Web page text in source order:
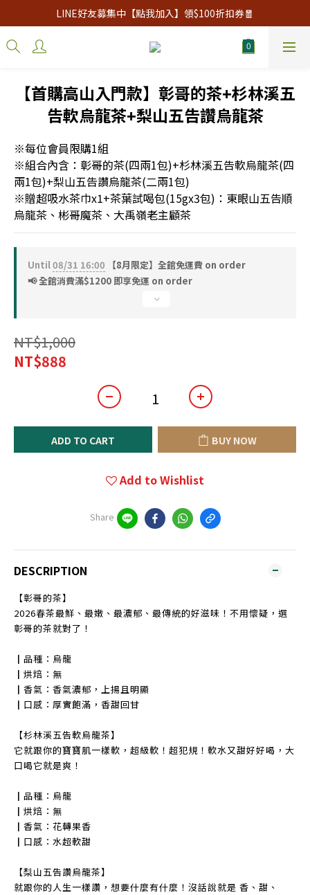
LINE好友募集中【點我加入】領$100折扣券🧧
【首購高山入門款】彰哥的茶+杉林溪五
告軟烏龍茶+梨山五告讚烏龍茶
※每位會員限購1組
※組合內含：彰哥的茶(四兩1包)+杉林溪五告軟烏龍茶(四
兩1包)+梨山五告讚烏龍茶(二兩1包)
※贈超吸水茶巾x1+茶葉試喝包(15gx3包)：東眼山五告順
烏龍茶、彬哥魔茶、大禹嶺老主顧茶
Until08/31 16:00 【8月限定】全館免運費 on order
📢 全館消費滿$1200 即享免運 on order
NT$1,000
NT$888
ADD TO CART BUY NOW
Add to Wishlist
Share
DESCRIPTION
【彰哥的茶】
2026春茶最鮮、最嫩、最濃郁、最傳統的好滋味！不用懷疑，選
彰哥的茶就對了！
┃品種：烏龍
┃烘焙：無
┃香氣：香氣濃郁，上揚且明顯
┃口感：厚實飽滿，香甜回甘
【杉林溪五告軟烏龍茶】
它就跟你的寶寶肌一樣軟，超級軟！超犯規！軟水又甜好好喝，大
口喝它就是爽！
┃品種：烏龍
┃烘焙：無
┃香氣：花轉果香
┃口感：水超軟甜
【梨山五告讚烏龍茶】
就跟你的人生一樣讚，想要什麼有什麼！沒話說就是 香、甜、